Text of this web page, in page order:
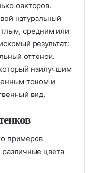
факторов.
натуральный
средним или
результат:
оттенок.
наилучшим
тоном и
вид.
примеров
различные цвета